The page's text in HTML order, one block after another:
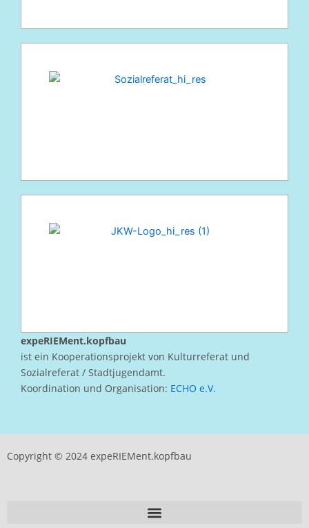
expeRIEMent.kopfbau
ist ein Kooperationsprojekt von Kulturreferat und
Sozialreferat / Stadtjugendamt.
Koordination und Organisation: ECHO e.V.
Copyright © 2024 expeRIEMent.kopfbau